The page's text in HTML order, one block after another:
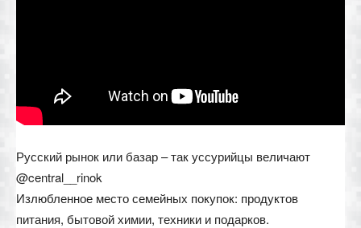
Русский рынок или базар – так уссурийцы величают
@central__rinok
Излюбленное место семейных покупок: продуктов
питания, бытовой химии, техники и подарков.